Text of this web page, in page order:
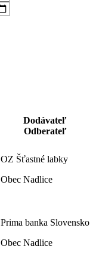
Dodávateľ
Odberateľ
OZ Šťastné labky
Obec Nadlice
Prima banka Slovensko
Obec Nadlice